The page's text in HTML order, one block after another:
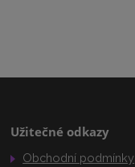
Užitečné odkazy
Obchodní podmínky